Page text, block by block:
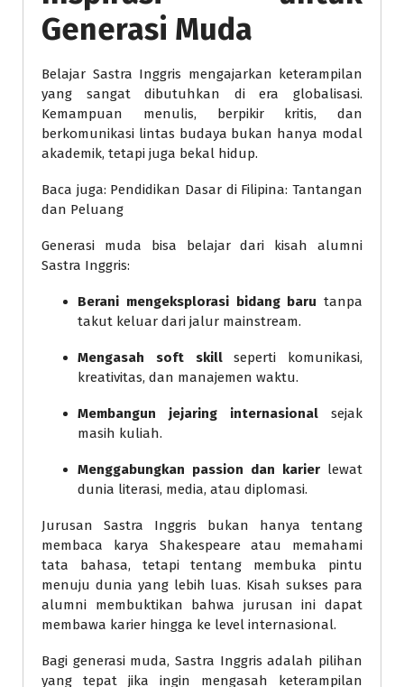
Generasi Muda
Belajar Sastra Inggris mengajarkan keterampilan
yang sangat dibutuhkan di era globalisasi.
Kemampuan menulis, berpikir kritis, dan
berkomunikasi lintas budaya bukan hanya modal
akademik, tetapi juga bekal hidup.
Baca juga: Pendidikan Dasar di Filipina: Tantangan
dan Peluang
Generasi muda bisa belajar dari kisah alumni
Sastra Inggris:
Berani mengeksplorasi bidang baru tanpa
takut keluar dari jalur mainstream.
Mengasah soft skillseperti komunikasi,
kreativitas, dan manajemen waktu.
Membangun jejaring internasional sejak
masih kuliah.
Menggabungkan passion dan karier lewat
dunia literasi, media, atau diplomasi.
Jurusan Sastra Inggris bukan hanya tentang
membaca karya Shakespeare atau memahami
tata bahasa, tetapi tentang membuka pintu
menuju dunia yang lebih luas. Kisah sukses para
alumni membuktikan bahwa jurusan ini dapat
membawa karier hingga ke level internasional.
Bagi generasi muda, Sastra Inggris adalah pilihan
yang tepat jika ingin mengasah keterampilan